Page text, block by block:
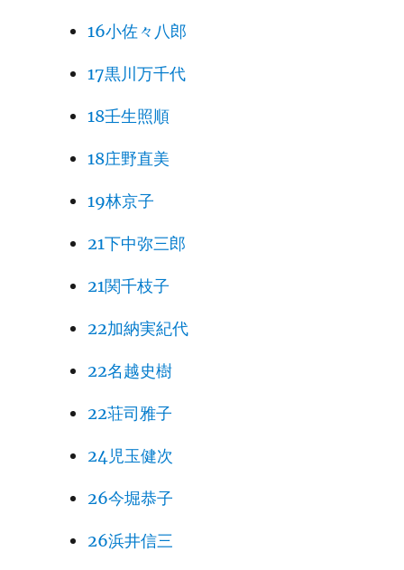
16小佐々八郎
17黒川万千代
18壬生照順
18庄野直美
19林京子
21下中弥三郎
21関千枝子
22加納実紀代
22名越史樹
22荘司雅子
24児玉健次
26今堀恭子
26浜井信三